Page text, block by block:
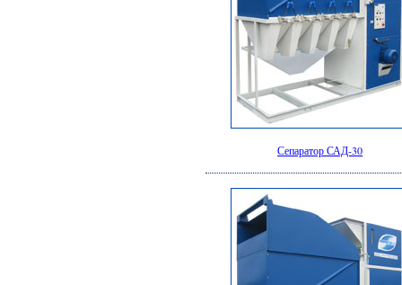
Сепаратор САД-30